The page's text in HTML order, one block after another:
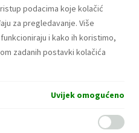
podacima koje kolačić
za pregledavanje. Više
i kako ih koristimo,
zadanih postavki kolačića
Uvijek omogućeno